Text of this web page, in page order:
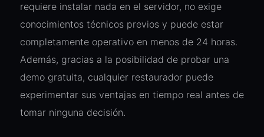
requiere instalar nada en el servidor, no exige
conocimientos técnicos previos y puede estar
completamente operativo en menos de 24 horas.
Además, gracias a la posibilidad de probar una
demo gratuita, cualquier restaurador puede
experimentar sus ventajas en tiempo real antes de
tomar ninguna decisión.